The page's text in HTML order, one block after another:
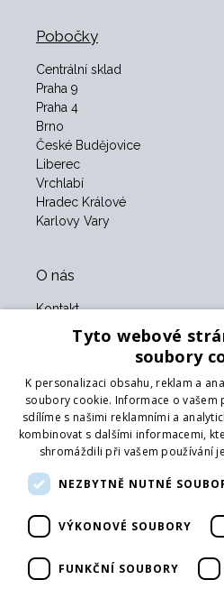
Pobočky
Centrální sklad
Praha 9
Praha 4
Brno
České Budějovice
Liberec
Vrchlabí
Hradec Králové
Karlovy Vary
O nás
Kontakt
Obchodní podmínky
Naši partneři
Formulář pro vrácení zboží
Vrácení zboží
Doprava
Sledujte nás
Přihlásit mailing
Tyto webové
soubory
K personalizaci obsahu, reklam a
soubory cookie. Informace o vašem
sdílíme s našimi reklamními a
kombinovat s dalšími informacemi,
shromáždili při vašem používání
NEZBYTNĚ NUTNÉ
VÝKONOVÉ SOUBORY
FUNKČNÍ SOUBORY